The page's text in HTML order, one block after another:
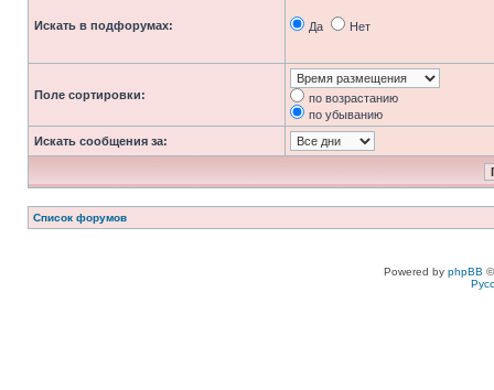
Искать в подфорумах: Да Нет
Поле сортировки:
по возрастанию
по убыванию
Искать сообщения за:
Список форумов
Powered by phpBB